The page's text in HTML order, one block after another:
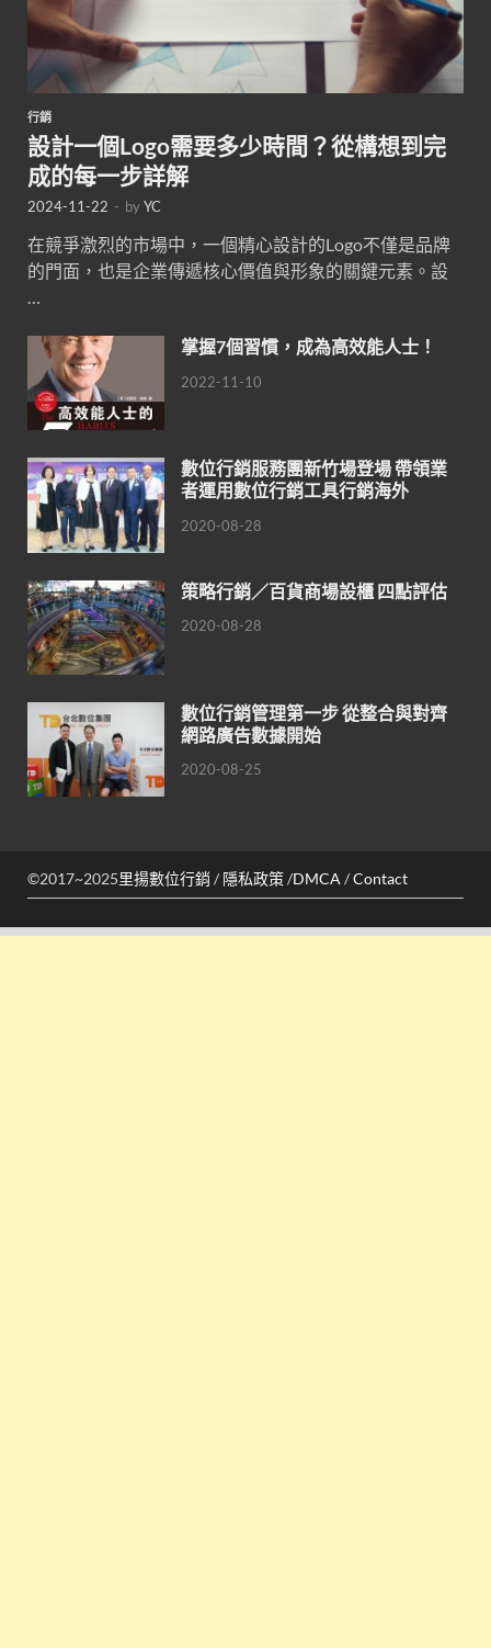
行銷
設計一個Logo需要多少時間？從構想到完
成的每一步詳解
2024-11-22 - byYC
在競爭激烈的市場中，一個精心設計的Logo不僅是品牌
的門面，也是企業傳遞核心價值與形象的關鍵元素。設
…
掌握7個習慣，成為高效能人士！
2022-11-10
數位行銷服務團新竹場登場 帶領業
者運用數位行銷工具行銷海外
2020-08-28
策略行銷／百貨商場設櫃 四點評估
2020-08-28
數位行銷管理第一步 從整合與對齊
網路廣告數據開始
2020-08-25
©2017~2025里揚數位行銷 / 隱私政策/DMCA /Contact